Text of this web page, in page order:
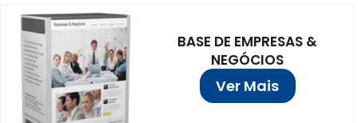
BASE DE EMPRESAS &
NEGÓCIOS
Ver Mais